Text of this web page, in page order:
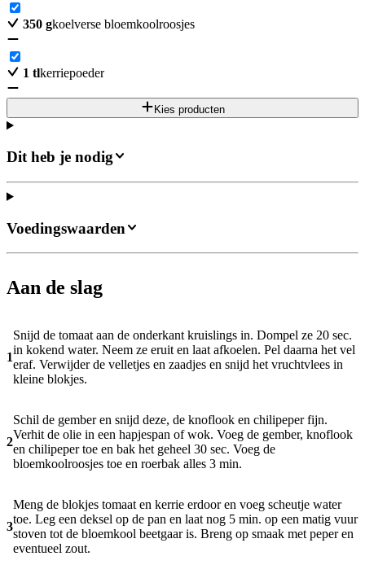
350 gkoelverse bloemkoolroosjes
1 tlkerriepoeder
Kies producten
Dit heb je nodig
Aan de slag
1
Snijd de tomaat aan de onderkant kruislings in. Dompel ze 20 sec.
in kokend water. Neem ze eruit en laat afkoelen. Pel daarna het vel
eraf. Verwijder de velletjes en zaadjes en snijd het vruchtvlees in
kleine blokjes.
2
Schil de gember en snijd deze, de knoflook en chilipeper fijn.
Verhit de olie in een hapjespan of wok. Voeg de gember, knoflook
en chilipeper toe en bak het geheel 30 sec. Voeg de
bloemkoolroosjes toe en roerbak alles 3 min.
3
Meng de blokjes tomaat en kerrie erdoor en voeg scheutje water
toe. Leg een deksel op de pan en laat nog 5 min. op een matig vuur
stoven tot de bloemkool beetgaar is. Breng op smaak met peper en
eventueel zout.
Voedingswaarden